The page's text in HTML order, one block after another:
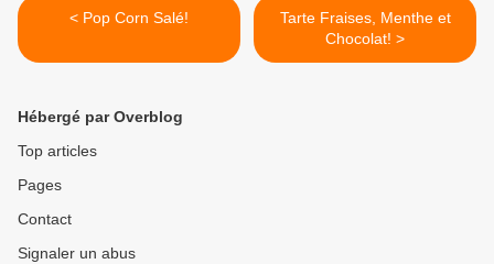
< Pop Corn Salé!
Tarte Fraises, Menthe et
Chocolat! >
Hébergé par Overblog
Top articles
Pages
Contact
Signaler un abus